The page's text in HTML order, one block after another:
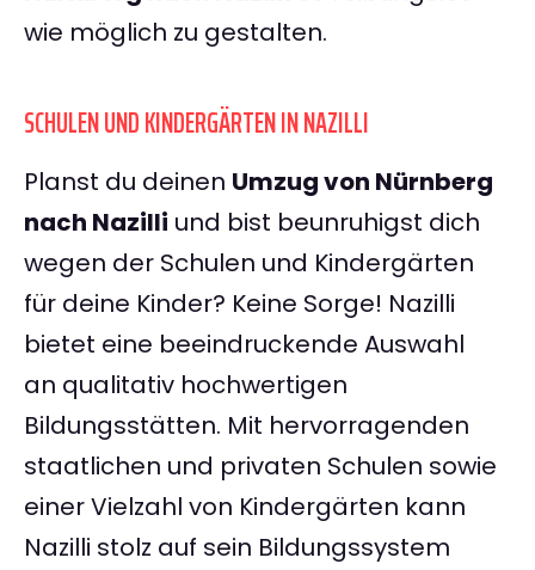
wie möglich zu gestalten.
SCHULEN UND KINDERGÄRTEN IN NAZILLI
Planst du deinen Umzug von Nürnberg
nach Nazilli und bist beunruhigst dich
wegen der Schulen und Kindergärten
für deine Kinder? Keine Sorge! Nazilli
bietet eine beeindruckende Auswahl
an qualitativ hochwertigen
Bildungsstätten. Mit hervorragenden
staatlichen und privaten Schulen sowie
einer Vielzahl von Kindergärten kann
Nazilli stolz auf sein Bildungssystem